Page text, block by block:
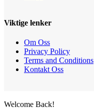
Viktige lenker
Om Oss
Privacy Policy
Terms and Conditions
Kontakt Oss
Welcome Back!